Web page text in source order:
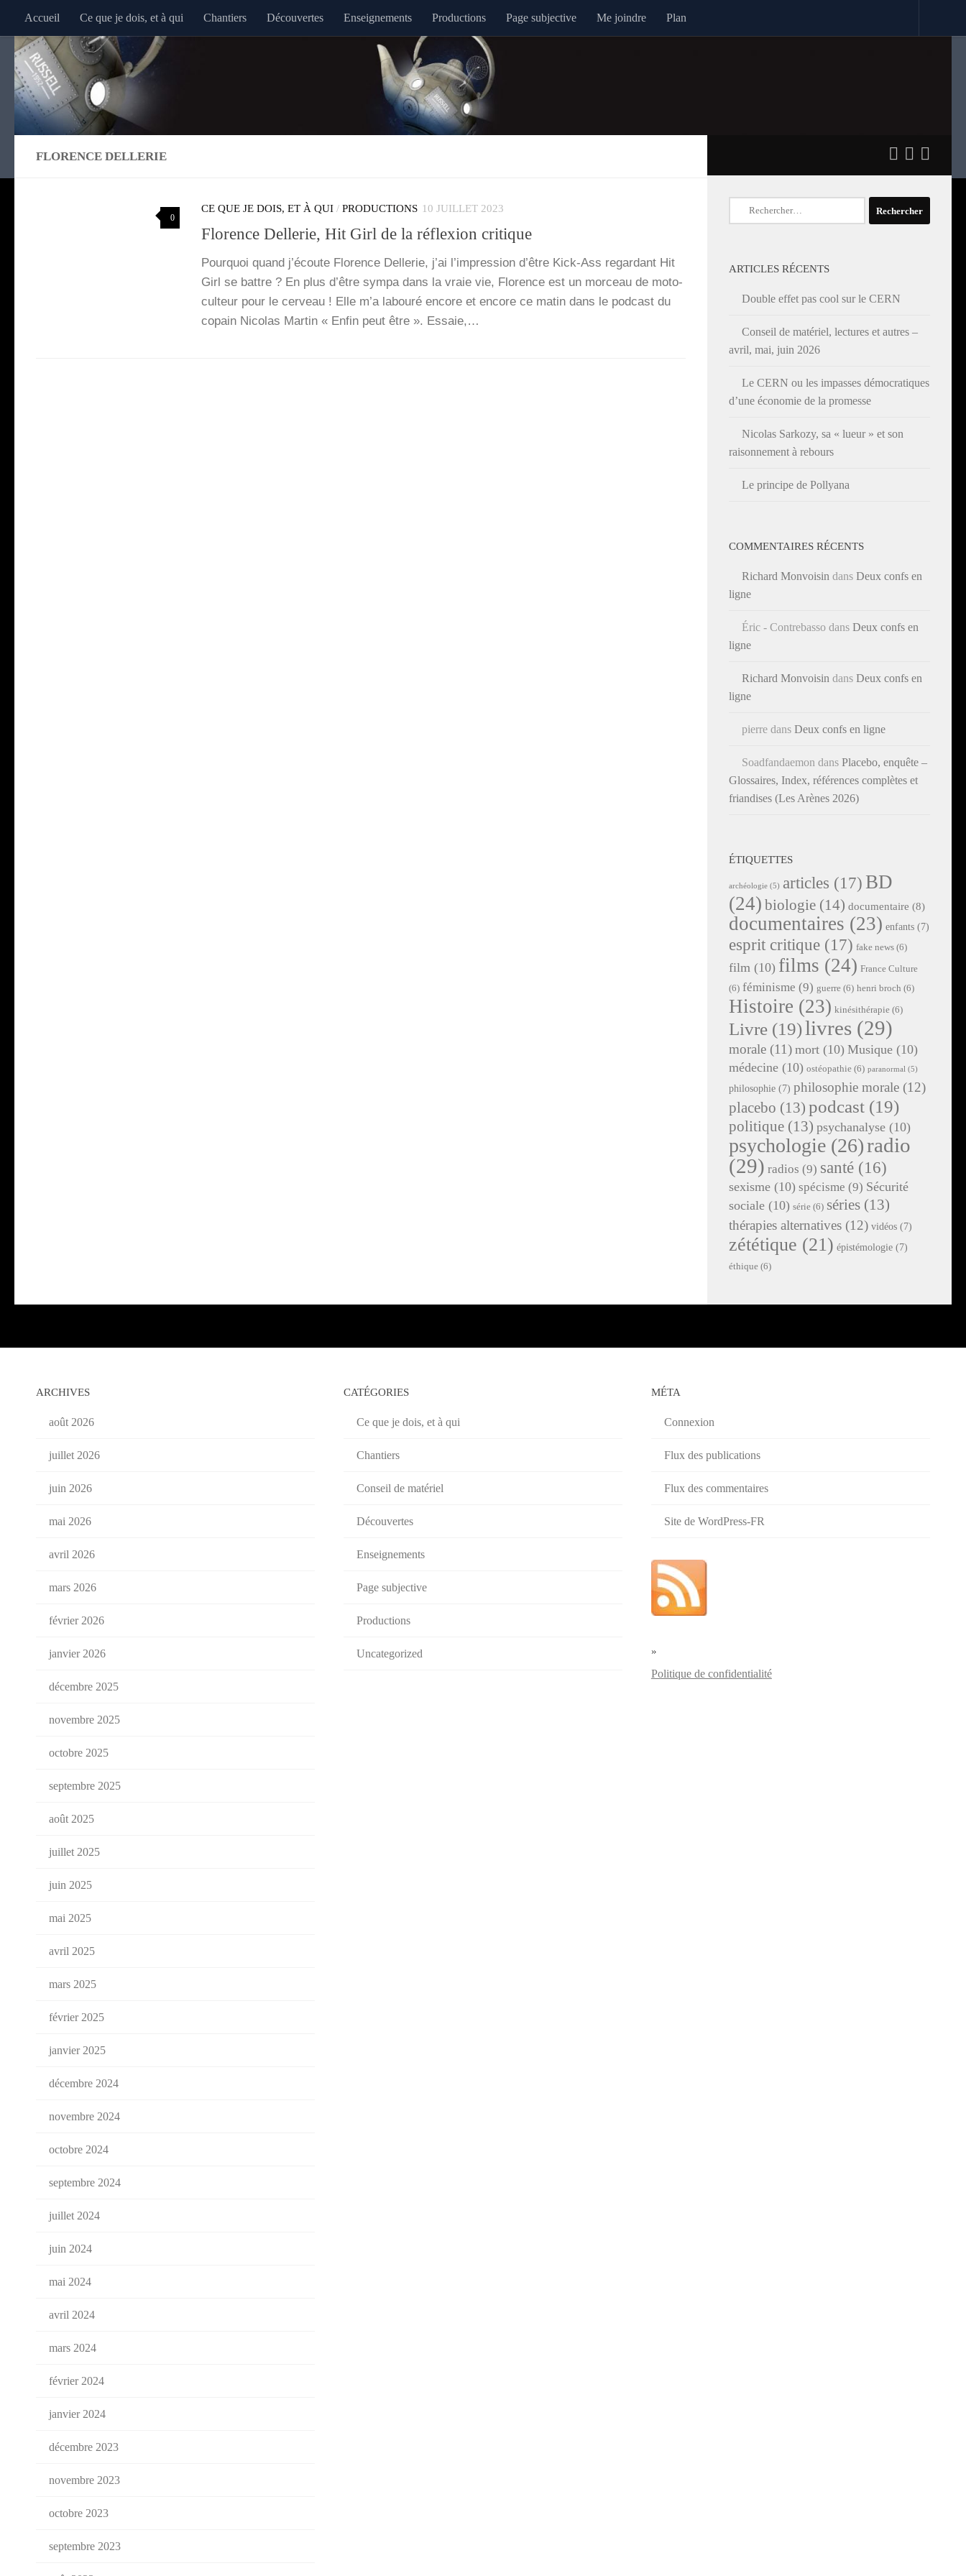
Au dessous du contenu
Accueil Ce que je dois, et à qui Chantiers Découvertes Enseignements Productions Page subjective Me joindre Plan
FLORENCE DELLERIE
0
CE QUE JE DOIS, ET À QUI / PRODUCTIONS 10 JUILLET 2023
Florence Dellerie, Hit Girl de la réflexion critique
Pour­quoi quand j’é­coute Flo­rence Del­le­rie, j’ai l’im­pres­sion d’être Kick-Ass regar­dant Hit
Girl se battre ? En plus d’être sym­pa dans la vraie vie, Flo­rence est un mor­ceau de moto­
cul­teur pour le cer­veau ! Elle m’a labou­ré encore et encore ce matin dans le pod­cast du
copain Nico­las Mar­tin « Enfin peut être ». Essaie,…
Rechercher :
ARTICLES RÉCENTS
Double effet pas cool sur le CERN
Conseil de matériel, lectures et autres –
avril, mai, juin 2026
Le CERN ou les impasses démocratiques
d’une économie de la promesse
Nicolas Sarkozy, sa « lueur » et son
raisonnement à rebours
Le principe de Pollyana
COMMENTAIRES RÉCENTS
Richard Monvoisin dans Deux confs en
ligne
Éric - Contrebasso dans Deux confs en
ligne
Richard Monvoisin dans Deux confs en
ligne
pierre dans Deux confs en ligne
Soadfandaemon dans Placebo, enquête –
Glossaires, Index, références complètes et
friandises (Les Arènes 2026)
ÉTIQUETTES
archéologie (5) articles (17) BD
(24) biologie (14) documentaire (8)
documentaires (23) enfants (7)
esprit critique (17) fake news (6)
film (10) films (24) France Culture
(6) féminisme (9) guerre (6) henri broch (6)
Histoire (23) kinésithérapie (6)
Livre (19)livres (29)
morale (11) mort (10) Musique (10)
médecine (10) ostéopathie (6) paranormal (5)
philosophie (7) philosophie morale (12)
placebo (13) podcast (19)
politique (13) psychanalyse (10)
psychologie (26)radio
(29) radios (9) santé (16)
sexisme (10) spécisme (9) Sécurité
sociale (10) série (6) séries (13)
thérapies alternatives (12) vidéos (7)
zététique (21) épistémologie (7)
éthique (6)
ARCHIVES
août 2026
juillet 2026
juin 2026
mai 2026
avril 2026
mars 2026
février 2026
janvier 2026
décembre 2025
novembre 2025
octobre 2025
septembre 2025
août 2025
juillet 2025
juin 2025
mai 2025
avril 2025
mars 2025
février 2025
janvier 2025
décembre 2024
novembre 2024
octobre 2024
septembre 2024
juillet 2024
juin 2024
mai 2024
avril 2024
mars 2024
février 2024
janvier 2024
décembre 2023
novembre 2023
octobre 2023
septembre 2023
CATÉGORIES
Ce que je dois, et à qui
Chantiers
Conseil de matériel
Découvertes
Enseignements
Page subjective
Productions
Uncategorized
MÉTA
Connexion
Flux des publications
Flux des commentaires
Site de WordPress-FR
»
Politique de confidentialité